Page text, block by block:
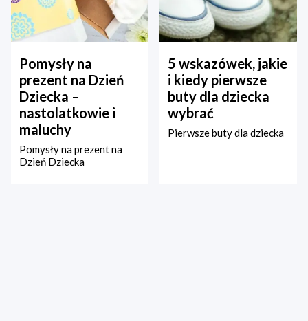
Pomysły na
prezent na Dzień
Dziecka –
nastolatkowie i
maluchy
Pomysły na prezent na
Dzień Dziecka
5 wskazówek, jakie
i kiedy pierwsze
buty dla dziecka
wybrać
Pierwsze buty dla dziecka